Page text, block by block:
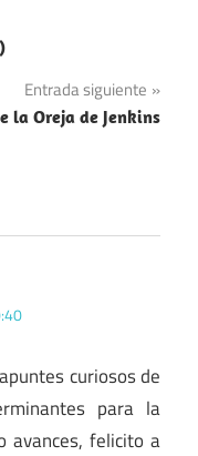
Entrada siguiente
la Oreja de Jenkins
curiosos de
para la
avances, felicito a